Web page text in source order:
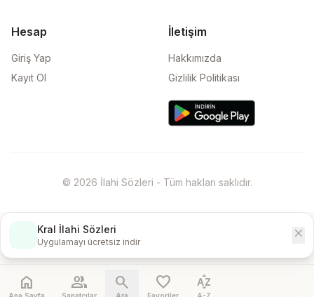
Hesap
Giriş Yap
Kayıt Ol
İletişim
Hakkımızda
Gizlilik Politikası
© 2026 İlahi Sözleri - Tüm hakları saklıdır.
Kral İlahi Sözleri
Uygulamayı ücretsiz indir
close
home
Ana Sayfa
people
Sanatçılar
search
Ara
favorite
Favoriler
sort_by_alpha
A-Z